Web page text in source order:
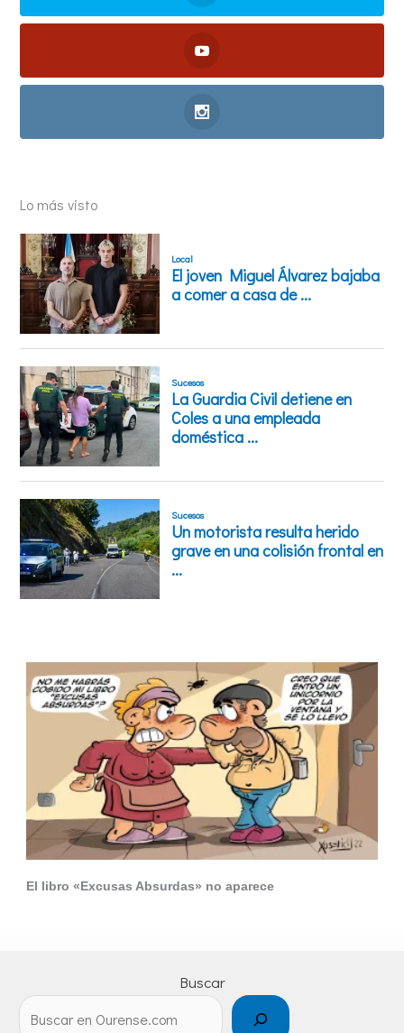
Lo más visto
El libro «Excusas Absurdas» no aparece
Buscar